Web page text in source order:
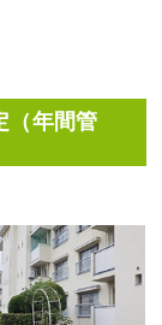
（年間管